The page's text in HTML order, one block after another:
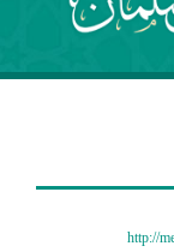
http://